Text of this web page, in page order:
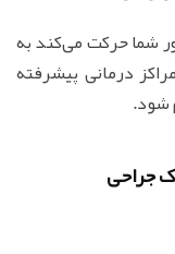
شما حرکت می‌کند به
درمانی پیشرفته
شود.
جراحی